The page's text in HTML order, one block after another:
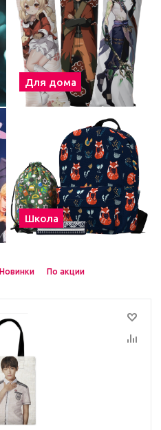
Для дома
Школа
Новинки По акции